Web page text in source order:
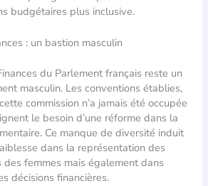
budgétaires plus inclusive.
: un bastion masculin
du Parlement français reste un
masculin. Les conventions établies,
commission n’a jamais été occupée
le besoin d’une réforme dans la
Ce manque de diversité induit
dans la représentation des
femmes mais également dans
décisions financières.